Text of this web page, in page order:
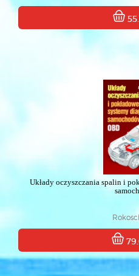
Układy oczyszczania spalin i